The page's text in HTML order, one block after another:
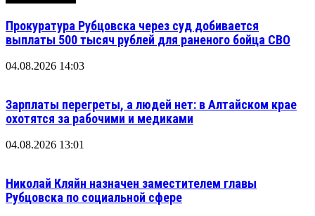
Прокуратура Рубцовска через суд добивается
выплаты 500 тысяч рублей для раненого бойца СВО
04.08.2026 14:03
Зарплаты перегреты, а людей нет: в Алтайском крае
охотятся за рабочими и медиками
04.08.2026 13:01
Николай Кляйн назначен заместителем главы
Рубцовска по социальной сфере